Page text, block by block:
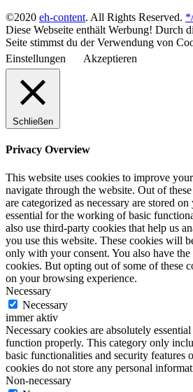
©2020 eh-content. All Rights Reserved.
Diese Webseite enthält Werbung! Durch
Seite stimmst du der Verwendung von
Einstellungen
Akzeptieren
Schließen
Privacy Overview
This website uses cookies to improve
navigate through the website. Out of
are categorized as necessary are stored
essential for the working of basic
also use third-party cookies that help us
you use this website. These cookies will
only with your consent. You also have
cookies. But opting out of some of these
on your browsing experience.
Necessary
Necessary
immer aktiv
Necessary cookies are absolutely
function properly. This category only
basic functionalities and security features
cookies do not store any personal
Non-necessary